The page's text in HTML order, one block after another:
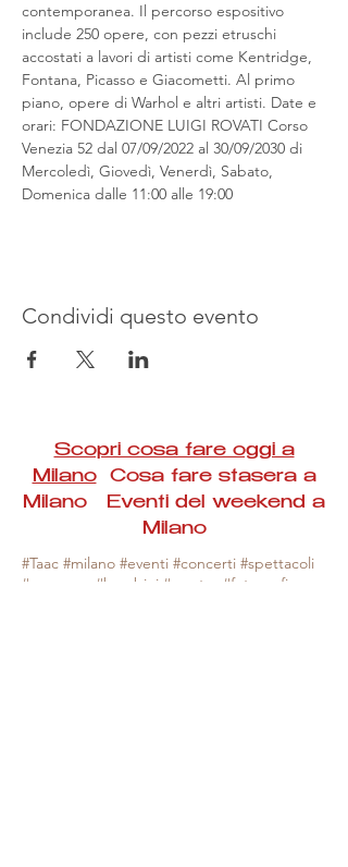
contemporanea. Il percorso espositivo
include 250 opere, con pezzi etruschi
accostati a lavori di artisti come Kentridge,
Fontana, Picasso e Giacometti. Al primo
piano, opere di Warhol e altri artisti. Date e
orari: FONDAZIONE LUIGI ROVATI Corso
Venezia 52 dal 07/09/2022 al 30/09/2030 di
Mercoledì, Giovedì, Venerdì, Sabato,
Domenica dalle 11:00 alle 19:00
Condividi questo evento
Scopri cosa fare oggi a
MilanoCosa fare stasera a
Milano Eventi del weekend a
Milano
#Taac #milano #eventi #concerti #spettacoli
#rassegne #bambini #mostre #fotografia